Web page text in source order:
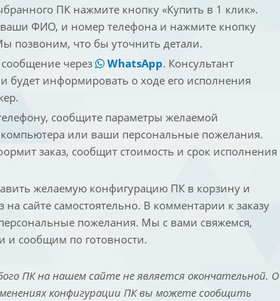
ПК нажмите кнопку «Купить в 1 клик».
ваши ФИО, и номер телефона и нажмите кнопку
позвоним, что бы уточнить детали.
через
WhatsApp. Консультант
будет информировать о ходе его исполнения
сообщите параметры желаемой
или ваши персональные пожелания.
заказ, сообщит стоимость и срок исполнения
желаемую конфигурацию ПК в корзину и
на сайте самостоятельно. В комментарии к заказу
пожелания. Мы с вами свяжемся,
и сообщим по готовности.
ПК на нашем сайте не является окончательной. О
конфигурации ПК вы можете сообщить